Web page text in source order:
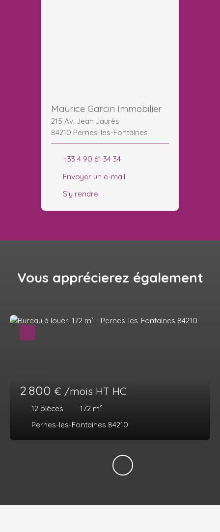
Maurice Garcin Immobilier
215 Av. Jean Jaurès
84210 Pernes-les-Fontaines
+33 4 90 61 34 34
Envoyer un e-mail
S'y rendre
Vous apprécierez également
2 800 € /mois HT HC
12 pièces 172 m²
Pernes-les-Fontaines 84210